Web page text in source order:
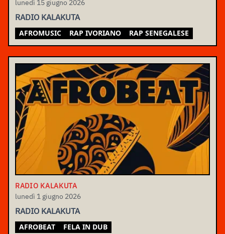
lunedì 15 giugno 2026
RADIO KALAKUTA
AFROMUSIC RAP IVORIANO RAP SENEGALESE
RADIO KALAKUTA
lunedì 1 giugno 2026
RADIO KALAKUTA
AFROBEAT FELA IN DUB